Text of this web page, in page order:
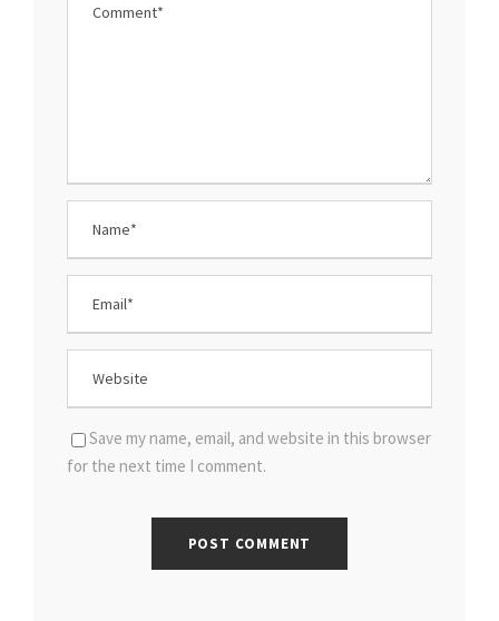
Save my name, email, and website in this browser
for the next time I comment.